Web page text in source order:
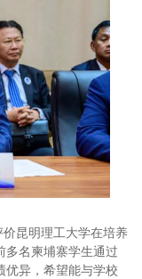
昆明理工大学在培养
多名柬埔寨学生通过
优异，希望能与学校